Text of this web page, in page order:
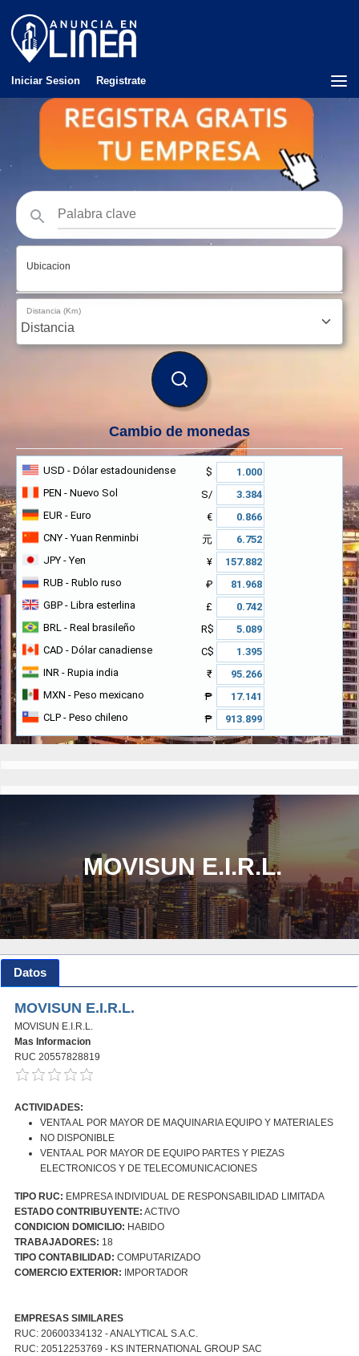
Iniciar Sesion Registrate
Ubicacion
Distancia (Km)
BUSCAR
Cambio de monedas
USD - Dólar estadounidense
$
PEN - Nuevo Sol
S/
EUR - Euro
€
CNY - Yuan Renminbi
元
JPY - Yen
¥
RUB - Rublo ruso
₽
GBP - Libra esterlina
£
BRL - Real brasileño
R$
CAD - Dólar canadiense
C$
INR - Rupia india
₹
MXN - Peso mexicano
₱
CLP - Peso chileno ₱
MOVISUN E.I.R.L.
Datos
MOVISUN E.I.R.L.
MOVISUN E.I.R.L.
Mas Informacion
RUC 20557828819
ACTIVIDADES:
VENTA AL POR MAYOR DE MAQUINARIA EQUIPO Y MATERIALES
NO DISPONIBLE
VENTA AL POR MAYOR DE EQUIPO PARTES Y PIEZAS
ELECTRONICOS Y DE TELECOMUNICACIONES
TIPO RUC: EMPRESA INDIVIDUAL DE RESPONSABILIDAD LIMITADA
ESTADO CONTRIBUYENTE: ACTIVO
CONDICION DOMICILIO: HABIDO
TRABAJADORES: 18
TIPO CONTABILIDAD: COMPUTARIZADO
COMERCIO EXTERIOR: IMPORTADOR
EMPRESAS SIMILARES
RUC: 20600334132 - ANALYTICAL S.A.C.
RUC: 20512253769 - KS INTERNATIONAL GROUP SAC